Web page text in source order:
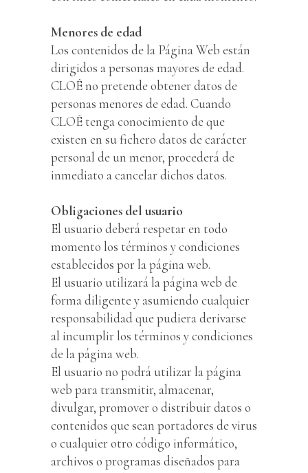
Menores de edad
Los contenidos de la Página Web están
dirigidos a personas mayores de edad.
CLOÊ no pretende obtener datos de
personas menores de edad. Cuando
CLOÊ tenga conocimiento de que
existen en su fichero datos de carácter
personal de un menor, procederá de
inmediato a cancelar dichos datos.
Obligaciones del usuario
El usuario deberá respetar en todo
momento los términos y condiciones
establecidos por la página web.
El usuario utilizará la página web de
forma diligente y asumiendo cualquier
responsabilidad que pudiera derivarse
al incumplir los términos y condiciones
de la página web.
El usuario no podrá utilizar la página
web para transmitir, almacenar,
divulgar, promover o distribuir datos o
contenidos que sean portadores de virus
o cualquier otro código informático,
archivos o programas diseñados para